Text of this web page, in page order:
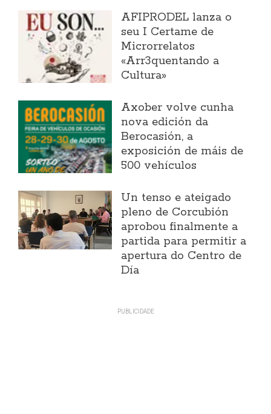
AFIPRODEL lanza o
seu I Certame de
Microrrelatos
«Arr3quentando a
Cultura»
Axober volve cunha
nova edición da
Berocasión, a
exposición de máis de
500 vehículos
Un tenso e ateigado
pleno de Corcubión
aprobou finalmente a
partida para permitir a
apertura do Centro de
Día